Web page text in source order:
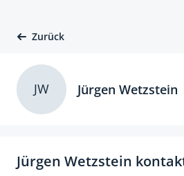
Zurück
Jürgen Wetzstein
JW Jürgen Wetzstein